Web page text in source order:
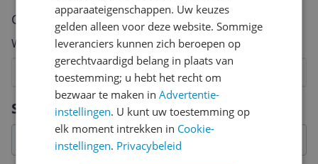
Specificaties
Cijfer
Welk cijfer geef jij dit product?
7
6
5
2
Vraag 1 van 4
apparaateigenschappen. Uw keuzes
gelden alleen voor deze website. Sommige
leveranciers kunnen zich beroepen op
gerechtvaardigd belang in plaats van
toestemming; u hebt het recht om
bezwaar te maken inAdvertentie-
instellingen. U kunt uw toestemming op
elk moment intrekken in Cookie-
instellingen. Privacybeleid